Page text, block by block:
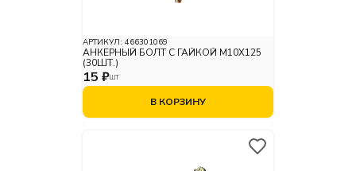
АРТИКУЛ: 466301069
АНКЕРНЫЙ БОЛТ С ГАЙКОЙ М10X125
(30ШТ.)
15 ₽ШТ
В КОРЗИНУ